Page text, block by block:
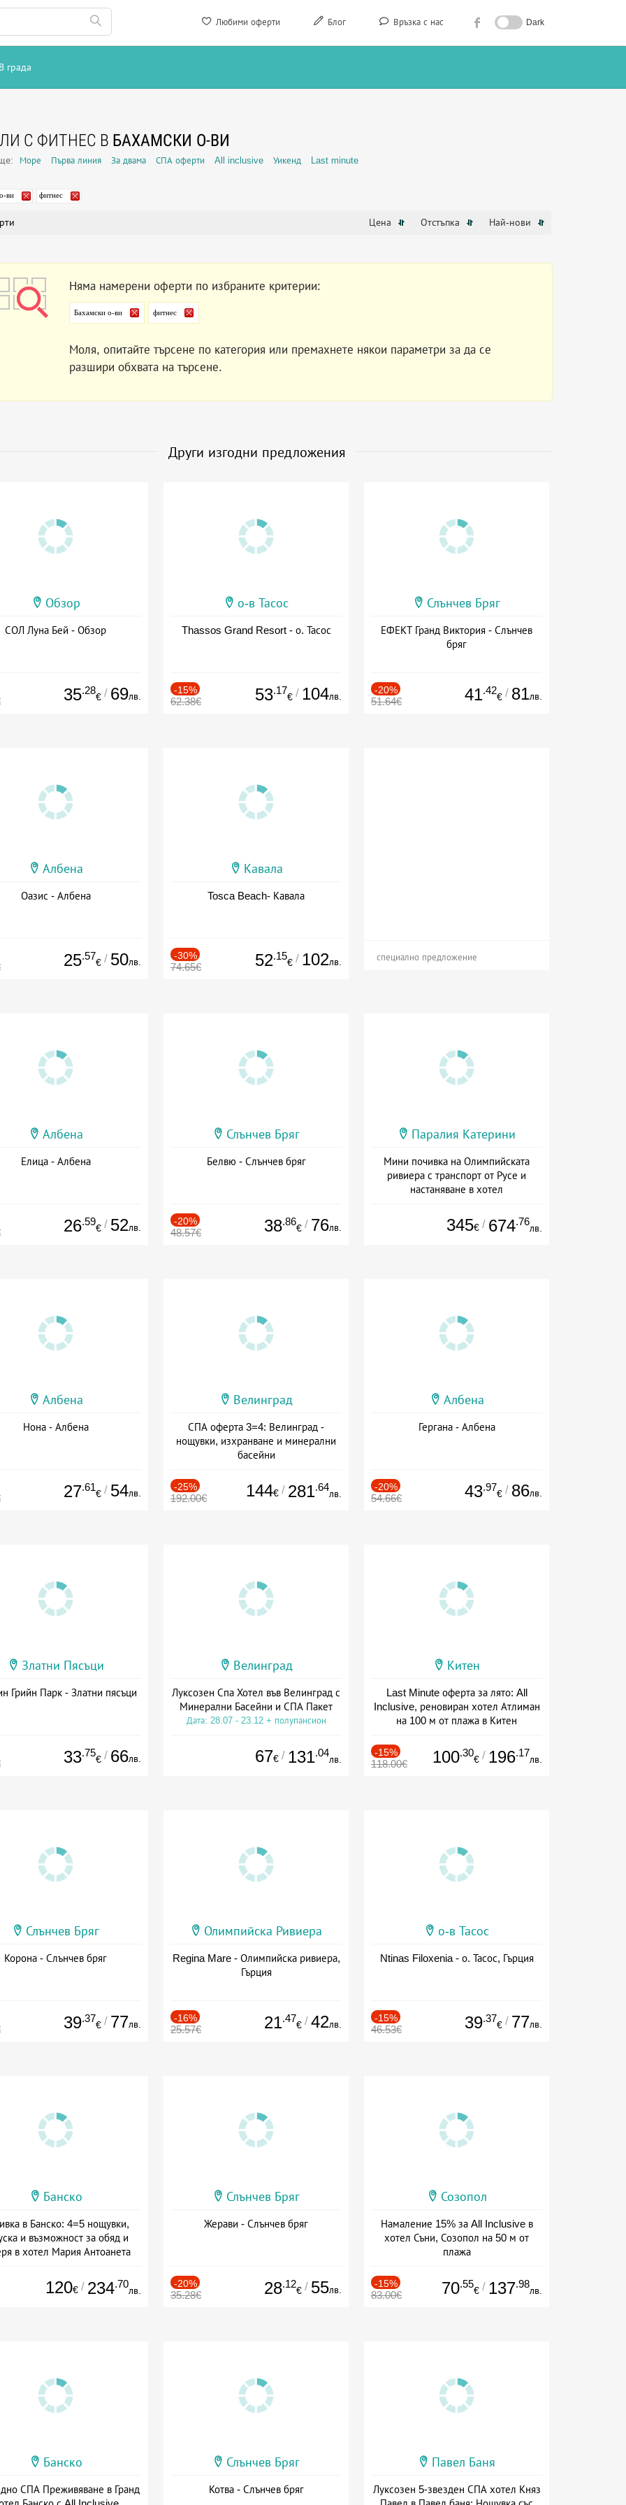
Любими оферти Блог Връзка с нас Dark
В града
С ФИТНЕС В БАХАМСКИ О-ВИ
Море Първа линия За двама СПА оферти All inclusive Уикенд Last minute
ви фитнес
Цена Отстъпка Най-нови
Няма намерени оферти по избраните критерии:
Бахамски о-ви фитнес
Моля, опитайте търсене по категория или премахнете някои параметри за да се
разшири обхвата на търсене.
Други изгодни предложения
Обзор
СОЛ Луна Бей - Обзор
35.28
€ / 69лв.
о-в Тасос
Thassos Grand Resort - о. Тасос
-15%
62.38€ 53.17
€ / 104лв.
Слънчев Бряг
ЕФЕКТ Гранд Виктория - Слънчев
бряг
-20%
51.64€ 41.42
€ / 81лв.
Албена
Оазис - Албена
25.57
€ / 50лв.
Кавала
Tosca Beach- Кавала
-30%
74.65€ 52.15
€ / 102лв. специално предложение
Албена
Елица - Албена
26.59
€ / 52лв.
Слънчев Бряг
Белвю - Слънчев бряг
-20%
48.57€ 38.86
€ / 76лв.
Паралия Катерини
Мини почивка на Олимпийската
ривиера с транспорт от Русе и
настаняване в хотел
345€ / 674.76
лв.
Албена
Нона - Албена
27.61
€ / 54лв.
Велинград
СПА оферта 3=4: Велинград -
нощувки, изхранване и минерални
басейни
-25%
192.00€ 144€ / 281.64
лв.
Албена
Гергана - Албена
-20%
54.66€ 43.97
€ / 86лв.
Златни Пясъци
Грийн Парк - Златни пясъци
33.75
€ / 66лв.
Велинград
Луксозен Спа Хотел във Велинград с
Минерални Басейни и СПА Пакет
Дата: 28.07 - 23.12 + полупансион
67€ / 131.04
лв.
Китен
Last Minute оферта за лято: All
Inclusive, реновиран хотел Атлиман
на 100 м от плажа в Китен
-15%
118.00€ 100.30
€ / 196.17
лв.
Слънчев Бряг
Корона - Слънчев бряг
39.37
€ / 77лв.
Олимпийска Ривиера
Regina Mare - Олимпийска ривиера,
Гърция
-16%
25.57€ 21.47
€ / 42лв.
о-в Тасос
Ntinas Filoxenia - о. Тасос, Гърция
-15%
46.53€ 39.37
€ / 77лв.
Банско
в Банско: 4=5 нощувки,
и възможност за обяд и
в хотел Мария Антоанета
120€ / 234.70
лв.
Слънчев Бряг
Жерави - Слънчев бряг
-20%
35.28€ 28.12
€ / 55лв.
Созопол
Намаление 15% за All Inclusive в
хотел Съни, Созопол на 50 м от
плажа
-15%
83.00€ 70.55
€ / 137.98
лв.
Банско
СПА Преживяване в Гранд
Слънчев Бряг
Котва - Слънчев бряг
Павел Баня
Луксозен 5-звезден СПА хотел Княз